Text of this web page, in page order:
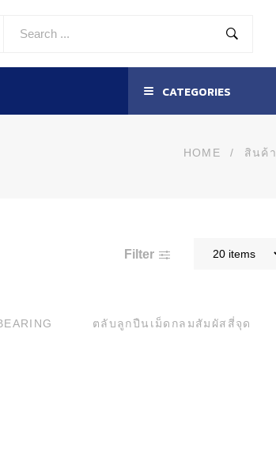
CATEGORIES
HOME / สินค้า
Filter
ตลับลูกปืนเม็ดกลมสัมผัสสี่จุด